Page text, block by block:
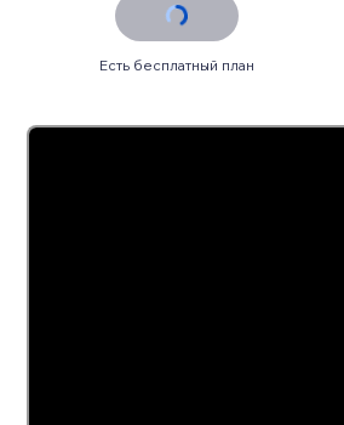
Есть бесплатный план